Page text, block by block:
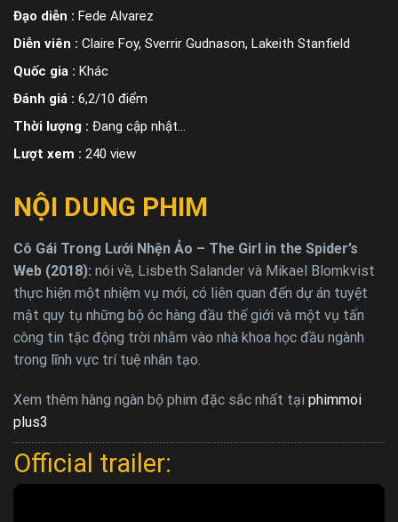
Đạo diễn : Fede Alvarez
Diễn viên : Claire Foy, Sverrir Gudnason, Lakeith Stanfield
Quốc gia : Khác
Đánh giá : 6,2/10 điểm
Thời lượng : Đang cập nhật…
Lượt xem : 240 view
NỘI DUNG PHIM
Cô Gái Trong Lưới Nhện Ảo – The Girl in the Spider’s
Web (2018): nói về, Lisbeth Salander và Mikael Blomkvist
thực hiện một nhiệm vụ mới, có liên quan đến dự án tuyệt
mật quy tụ những bộ óc hàng đầu thế giới và một vụ tấn
công tin tặc động trời nhằm vào nhà khoa học đầu ngành
trong lĩnh vực trí tuệ nhân tạo.
Xem thêm hàng ngàn bộ phim đặc sắc nhất tại phimmoi
plus3
Official trailer: